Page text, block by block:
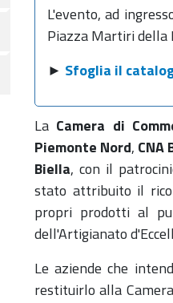
L'evento, ad
Piazza Martiri della
► Sfoglia il
La Camera di
Piemonte Nord, CNA
Biella, con il
stato attribuito il
propri prodotti al
dell'Artigianato
Le aziende che
restituirlo alla